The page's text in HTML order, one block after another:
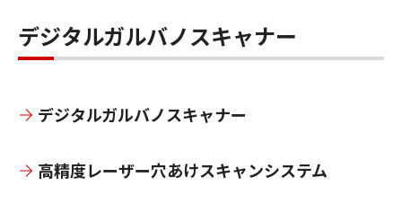
デジタルガルバノスキャナー
デジタルガルバノスキャナー
高精度レーザー穴あけスキャンシステム